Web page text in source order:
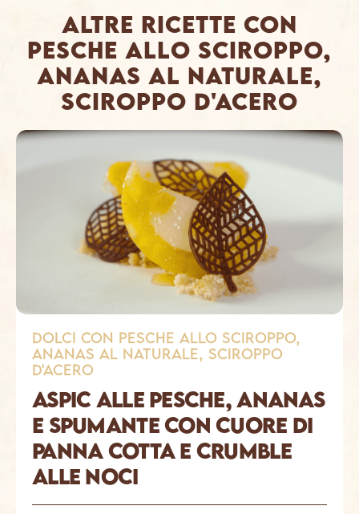
Altre ricette con
pesche allo sciroppo,
ananas al naturale,
sciroppo d'acero
dolci con pesche allo sciroppo,
ananas al naturale, sciroppo
d'acero
ASPIC ALLE PESCHE, ANANAS
E SPUMANTE CON CUORE DI
PANNA COTTA E CRUMBLE
ALLE NOCI